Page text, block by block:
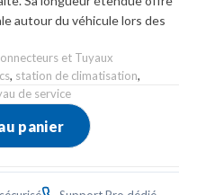
autour du véhicule lors des
et Tuyaux
, station de climatisation,
de service
panier